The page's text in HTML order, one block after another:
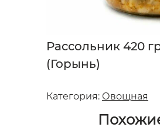
Рассольник 420
(Горынь)
Категория: Овощная